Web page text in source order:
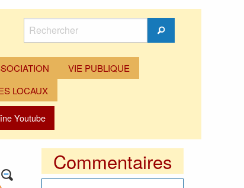
Rechercher
Rechercher
VIE PUBLIQUE
LOCAUX
Youtube
Commentaires